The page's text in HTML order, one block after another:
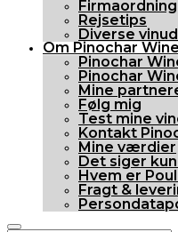
Firmaordning
Rejsetips
Diverse
Om Pinochar Wine
Pinochar
Pinochar
Mine
Følg mig
Test mine
Kontakt
Mine værdier
Det siger
Hvem er
Fragt &